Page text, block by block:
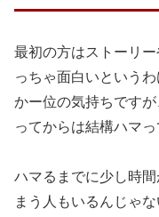
最初の方はストーリ
っちゃ面白いという
かー位の気持ちです
ってからは結構ハマっ
ハマるまでに少し時
まう人もいるんじゃ